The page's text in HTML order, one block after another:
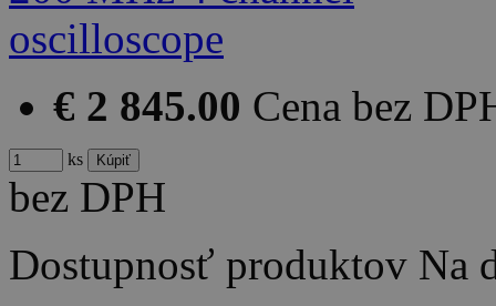
€ 2 845.00 Cena bez
ks
bez DPH
Dostupnosť produktov Na